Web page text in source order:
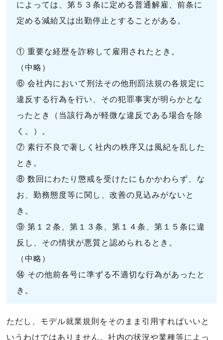
によっては、第５３条に定める普通解雇、前条に
定める減給又は出勤停止とすることがある。
① 重要な経歴を詐称して雇用されたとき。
（中略）
⑥ 会社内において刑法その他刑罰法規の各規定に
違反する行為を行い、その犯罪事実が明らかとな
ったとき（当該行為が軽微な違反である場合を除
く。）。
⑦ 素行不良で著しく社内の秩序又は風紀を乱した
とき。
⑧ 数回にわたり懲戒を受けたにもかかわらず、な
お、勤務態度等に関し、改善の見込みがないと
き。
⑨ 第１２条、第１３条、第１４条、第１５条に違
反し、その情状が悪質と認められるとき。
（中略）
⑭ その他前各号に準ずる不適切な行為があったと
き。
ただし、モデル就業規則をそのまま引用すればいいと
いうわけではありません。社内の状況や業種等によっ